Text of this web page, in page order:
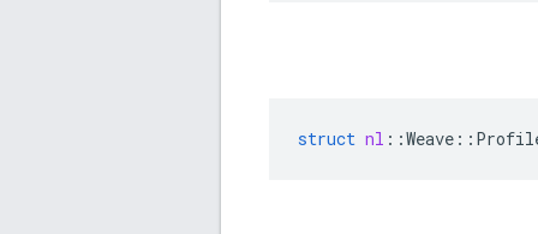
struct nl ::Weave ::